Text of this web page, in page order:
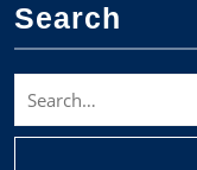
Search
for: